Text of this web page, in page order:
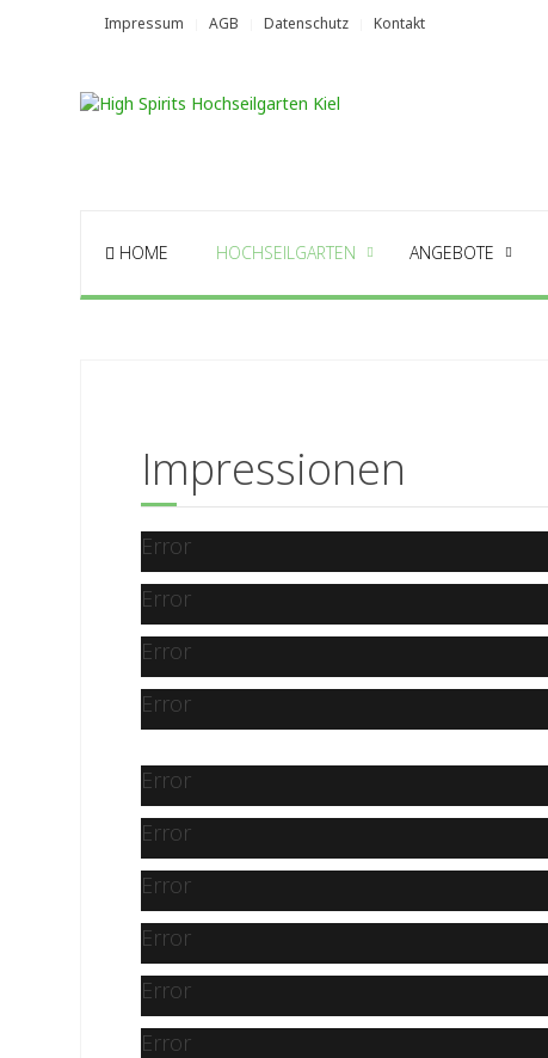
Impressum AGB Datenschutz Kontakt
HOME HOCHSEILGARTEN ANGEBOTE
Impressionen
Error
Error
Error
Error
Error
Error
Error
Error
Error
Error